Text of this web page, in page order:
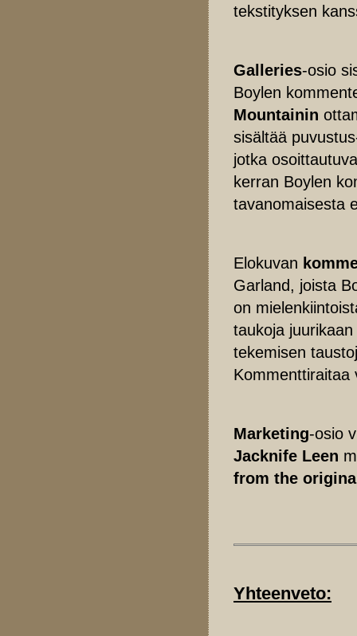
tekstityksen
Galleries-osio
Boylen
Mountainin
sisältää
jotka
kerran Boylen
tavanomaisesta
Elokuvan
Garland, joista
on
taukoja
tekemisen
Kommenttiraitaa
Marketing-osio
Jacknife Leen
from the
Yhteenveto: